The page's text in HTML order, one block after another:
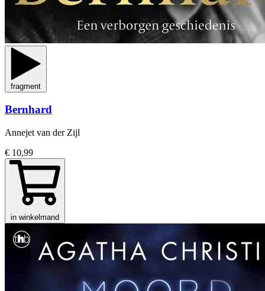
fragment
Bernhard
Annejet van der Zijl
€ 10,99
in winkelmand